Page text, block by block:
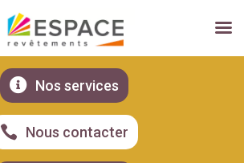
 Nos services
 Nous contacter